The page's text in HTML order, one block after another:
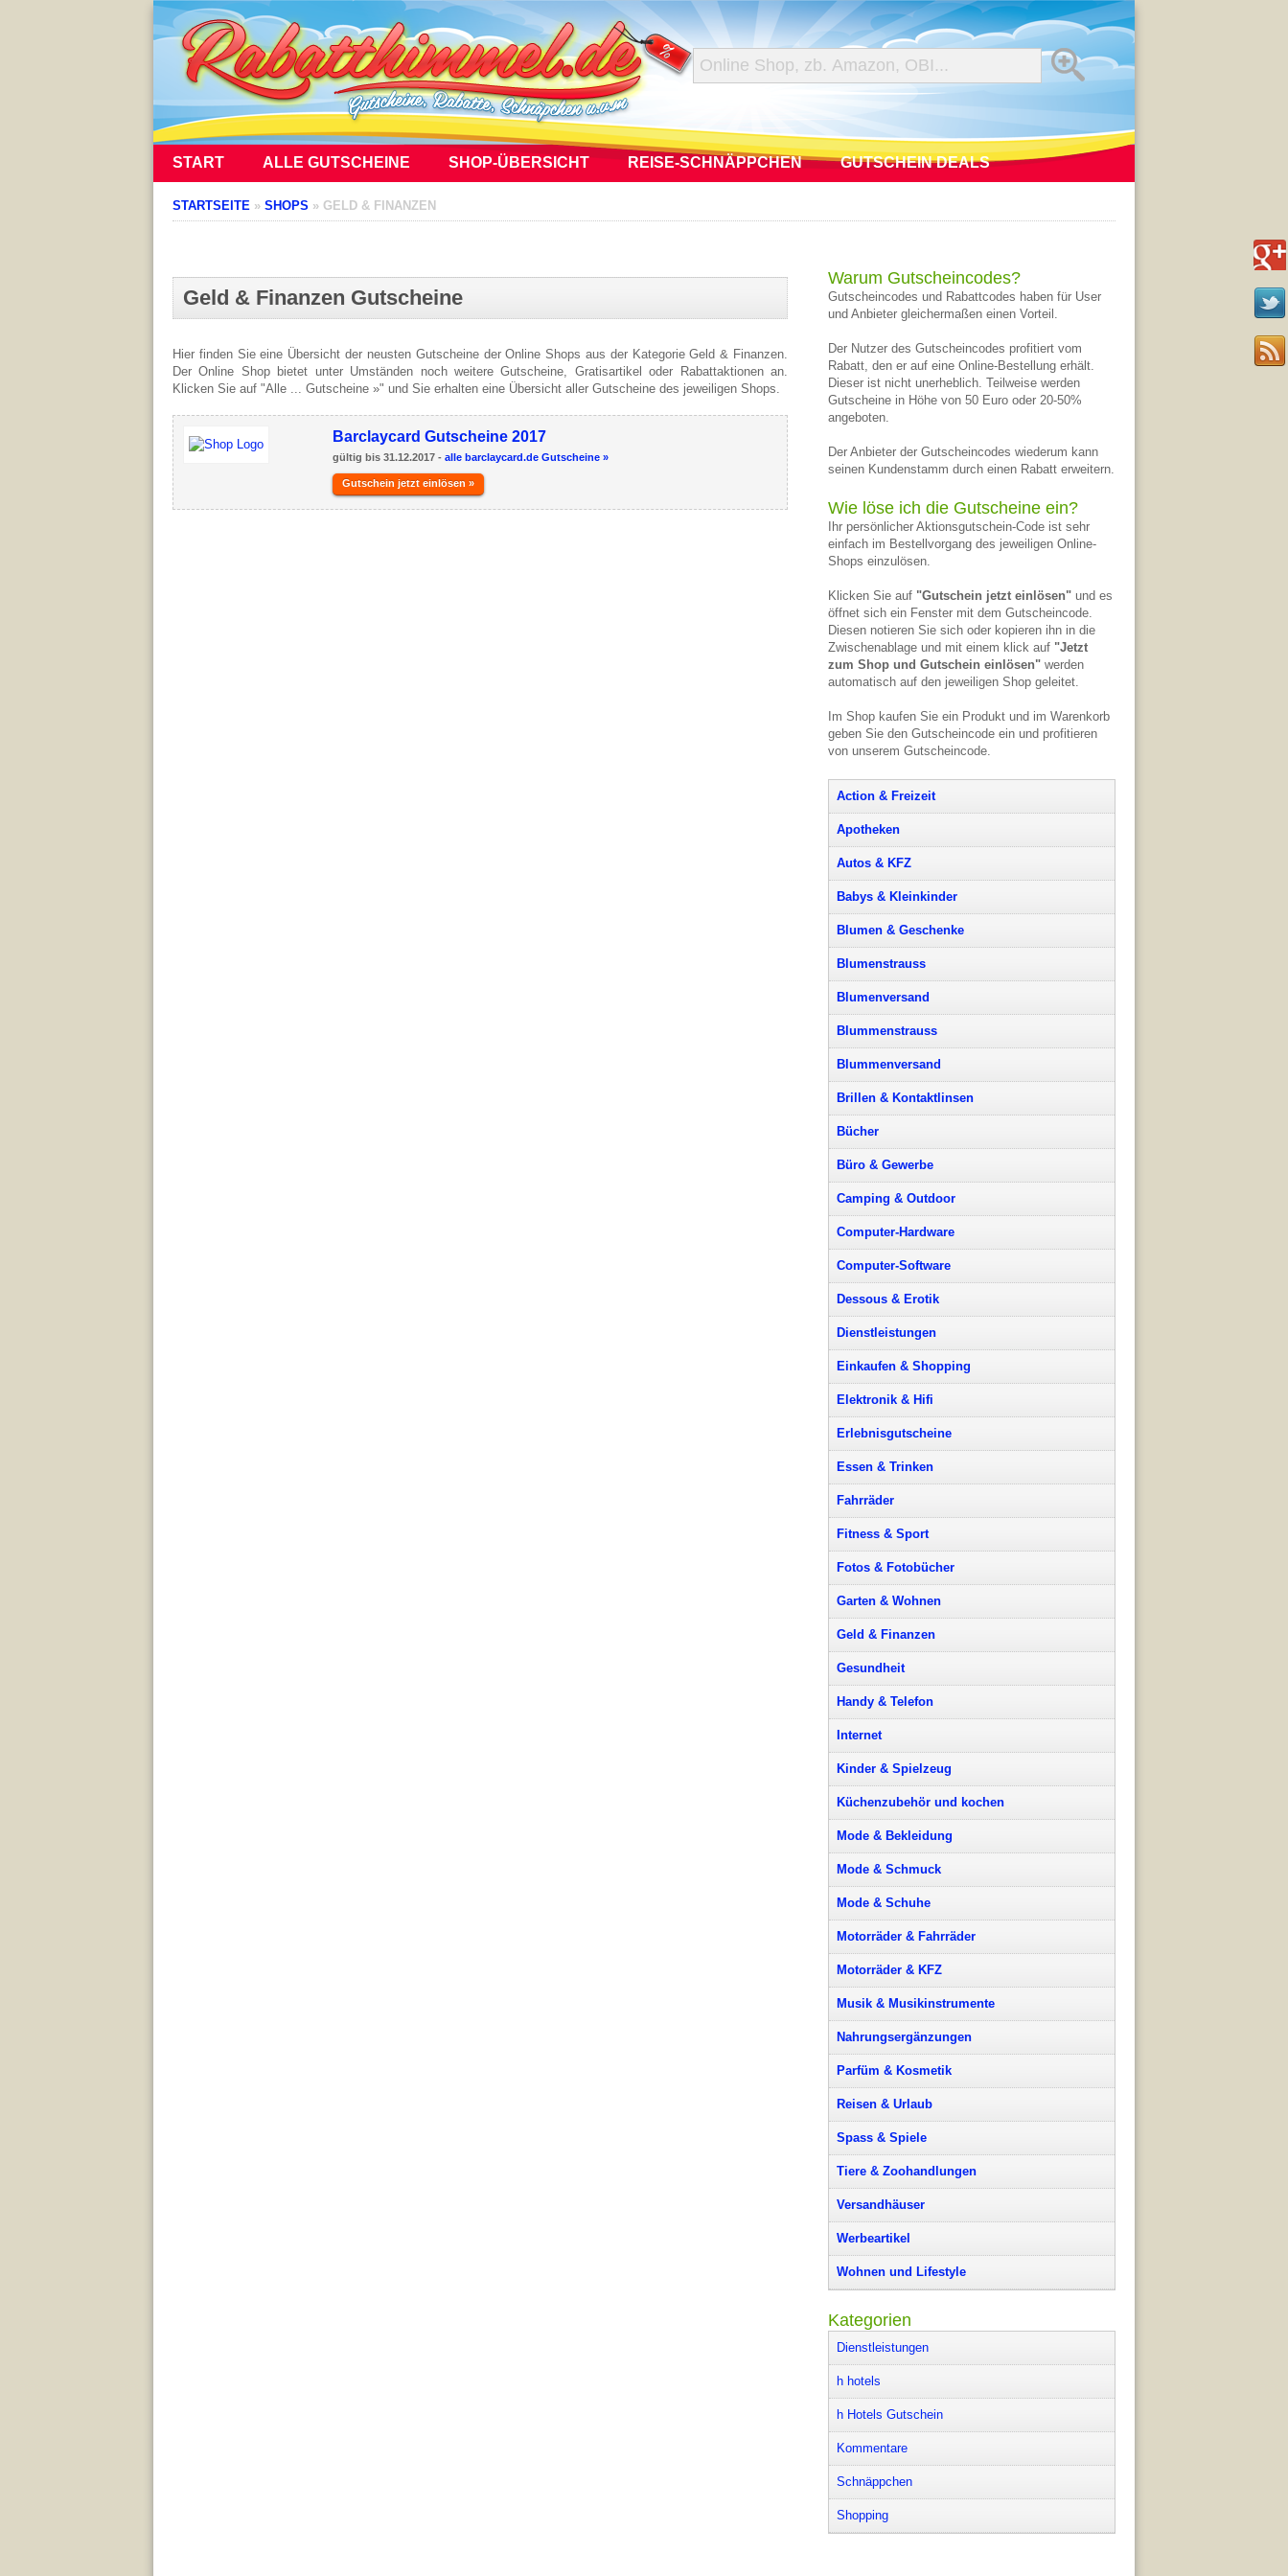
START ALLE GUTSCHEINE SHOP-ÜBERSICHT REISE-SCHNÄPPCHEN GUTSCHEIN DEALS
STARTSEITE » SHOPS » GELD & FINANZEN
Geld & Finanzen Gutscheine
Hier finden Sie eine Übersicht der neusten Gutscheine der Online Shops aus der Kategorie Geld & Finanzen.
Der Online Shop bietet unter Umständen noch weitere Gutscheine, Gratisartikel oder Rabattaktionen an.
Klicken Sie auf "Alle ... Gutscheine »" und Sie erhalten eine Übersicht aller Gutscheine des jeweiligen Shops.
Barclaycard Gutscheine 2017
gültig bis 31.12.2017 - alle barclaycard.de Gutscheine »
Gutschein jetzt einlösen »
Warum Gutscheincodes?
Gutscheincodes und Rabattcodes haben für User
und Anbieter gleichermaßen einen Vorteil.
Der Nutzer des Gutscheincodes profitiert vom
Rabatt, den er auf eine Online-Bestellung erhält.
Dieser ist nicht unerheblich. Teilweise werden
Gutscheine in Höhe von 50 Euro oder 20-50%
angeboten.
Der Anbieter der Gutscheincodes wiederum kann
seinen Kundenstamm durch einen Rabatt erweitern.
Wie löse ich die Gutscheine ein?
Ihr persönlicher Aktionsgutschein-Code ist sehr
einfach im Bestellvorgang des jeweiligen Online-
Shops einzulösen.
Klicken Sie auf "Gutschein jetzt einlösen" und es
öffnet sich ein Fenster mit dem Gutscheincode.
Diesen notieren Sie sich oder kopieren ihn in die
Zwischenablage und mit einem klick auf "Jetzt
zum Shop und Gutschein einlösen" werden
automatisch auf den jeweiligen Shop geleitet.
Im Shop kaufen Sie ein Produkt und im Warenkorb
geben Sie den Gutscheincode ein und profitieren
von unserem Gutscheincode.
Action & Freizeit
Apotheken
Autos & KFZ
Babys & Kleinkinder
Blumen & Geschenke
Blumenstrauss
Blumenversand
Blummenstrauss
Blummenversand
Brillen & Kontaktlinsen
Bücher
Büro & Gewerbe
Camping & Outdoor
Computer-Hardware
Computer-Software
Dessous & Erotik
Dienstleistungen
Einkaufen & Shopping
Elektronik & Hifi
Erlebnisgutscheine
Essen & Trinken
Fahrräder
Fitness & Sport
Fotos & Fotobücher
Garten & Wohnen
Geld & Finanzen
Gesundheit
Handy & Telefon
Internet
Kinder & Spielzeug
Küchenzubehör und kochen
Mode & Bekleidung
Mode & Schmuck
Mode & Schuhe
Motorräder & Fahrräder
Motorräder & KFZ
Musik & Musikinstrumente
Nahrungsergänzungen
Parfüm & Kosmetik
Reisen & Urlaub
Spass & Spiele
Tiere & Zoohandlungen
Versandhäuser
Werbeartikel
Wohnen und Lifestyle
Kategorien
Dienstleistungen
h hotels
h Hotels Gutschein
Kommentare
Schnäppchen
Shopping